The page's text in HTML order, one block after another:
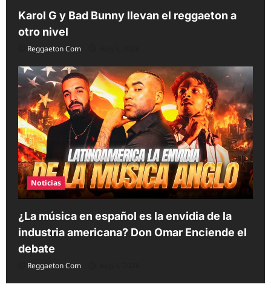
Karol G y Bad Bunny llevan el reggaeton a
otro nivel
Reggaeton Com
Noticias
¿La música en español es la envidia de la
industria americana? Don Omar Enciende el
debate
Reggaeton Com